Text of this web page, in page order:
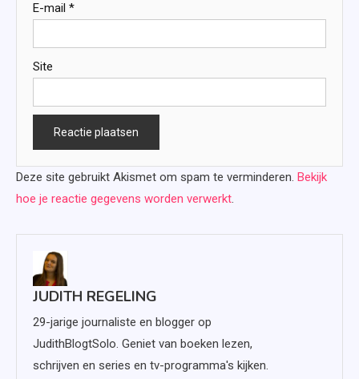
E-mail *
Site
Deze site gebruikt Akismet om spam te verminderen. Bekijk
hoe je reactie gegevens worden verwerkt.
JUDITH REGELING
29-jarige journaliste en blogger op
JudithBlogtSolo. Geniet van boeken lezen,
schrijven en series en tv-programma's kijken.